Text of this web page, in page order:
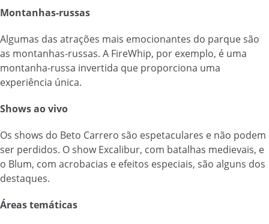
Montanhas-russas
Algumas das atrações mais emocionantes do parque são
as montanhas-russas. A FireWhip, por exemplo, é uma
montanha-russa invertida que proporciona uma
experiência única.
Shows ao vivo
Os shows do Beto Carrero são espetaculares e não podem
ser perdidos. O show Excalibur, com batalhas medievais, e
o Blum, com acrobacias e efeitos especiais, são alguns dos
destaques.
Áreas temáticas